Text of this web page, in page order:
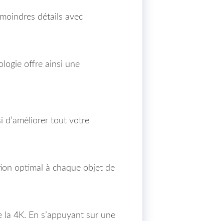
détails avec
offre ainsi une
d’améliorer tout votre
optimal à chaque objet de
la 4K. En s’appuyant sur une